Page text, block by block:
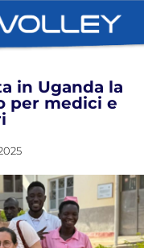
in Uganda la
per medici e